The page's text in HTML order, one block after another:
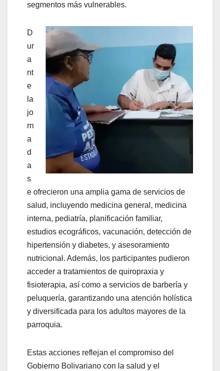
segmentos más vulnerables.
D
ur
a
nt
e
la
jo
rn
a
d
a
s
e ofrecieron una amplia gama de servicios de
salud, incluyendo medicina general, medicina
interna, pediatría, planificación familiar,
estudios ecográficos, vacunación, detección de
hipertensión y diabetes, y asesoramiento
nutricional. Además, los participantes pudieron
acceder a tratamientos de quiropraxia y
fisioterapia, así como a servicios de barbería y
peluquería, garantizando una atención holística
y diversificada para los adultos mayores de la
parroquia.
Estas acciones reflejan el compromiso del
Gobierno Bolivariano con la salud y el